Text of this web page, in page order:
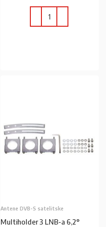
Antene DVB-S satelitske
Multiholder 3 LNB-a 6,2°